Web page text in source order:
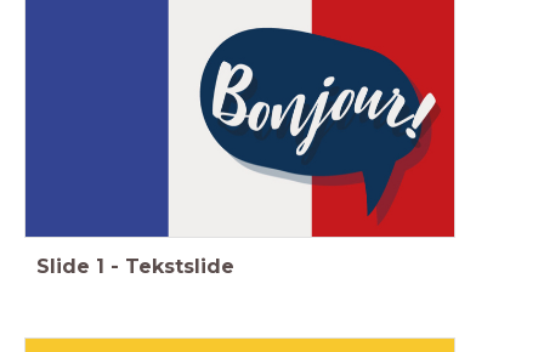
Slide 1 - Tekstslide